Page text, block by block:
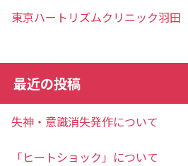
東京ハートリズムクリニック羽
最近の投稿
失神・意識消失発作について
「ヒートショック」について